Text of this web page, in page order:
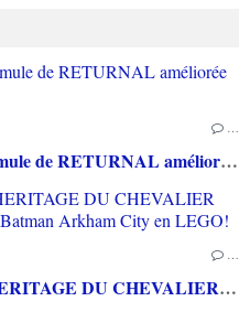
…
[TEST] SAROS PS5 : Une formule de RETURNAL améliorée et interessante
…
[TEST] LEGO BATMAN L'HERITAGE DU CHEVALIER NOIR XBOX SERIES X : C'est Batman Arkham City en LEGO!